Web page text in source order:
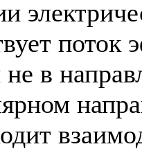
поток
в